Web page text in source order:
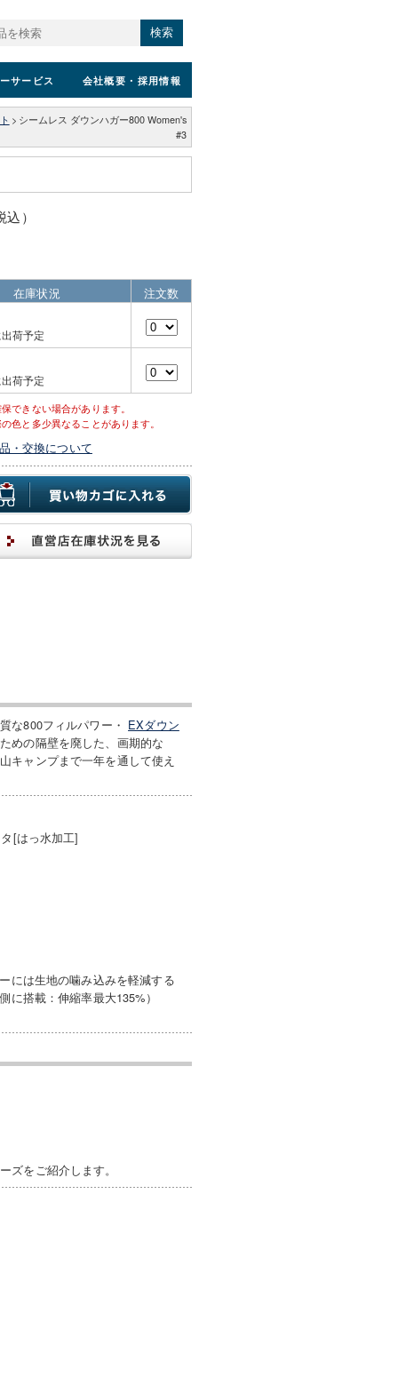
検索
サービス 会社概要 ・採用情報
> シームレス ダウンハガー800 Women's
#3
）
在庫状況 注文数
荷予定
荷予定
できない場合があります。
色と多少異なることがあります。
・交換について
な800フィルパワー・ EXダウン
めの隔壁を廃した、画期的な
キャンプまで一年を通して使え
[はっ水加工]
には生地の噛み込みを軽減する
搭載：伸縮率最大135%）
ズをご紹介します。